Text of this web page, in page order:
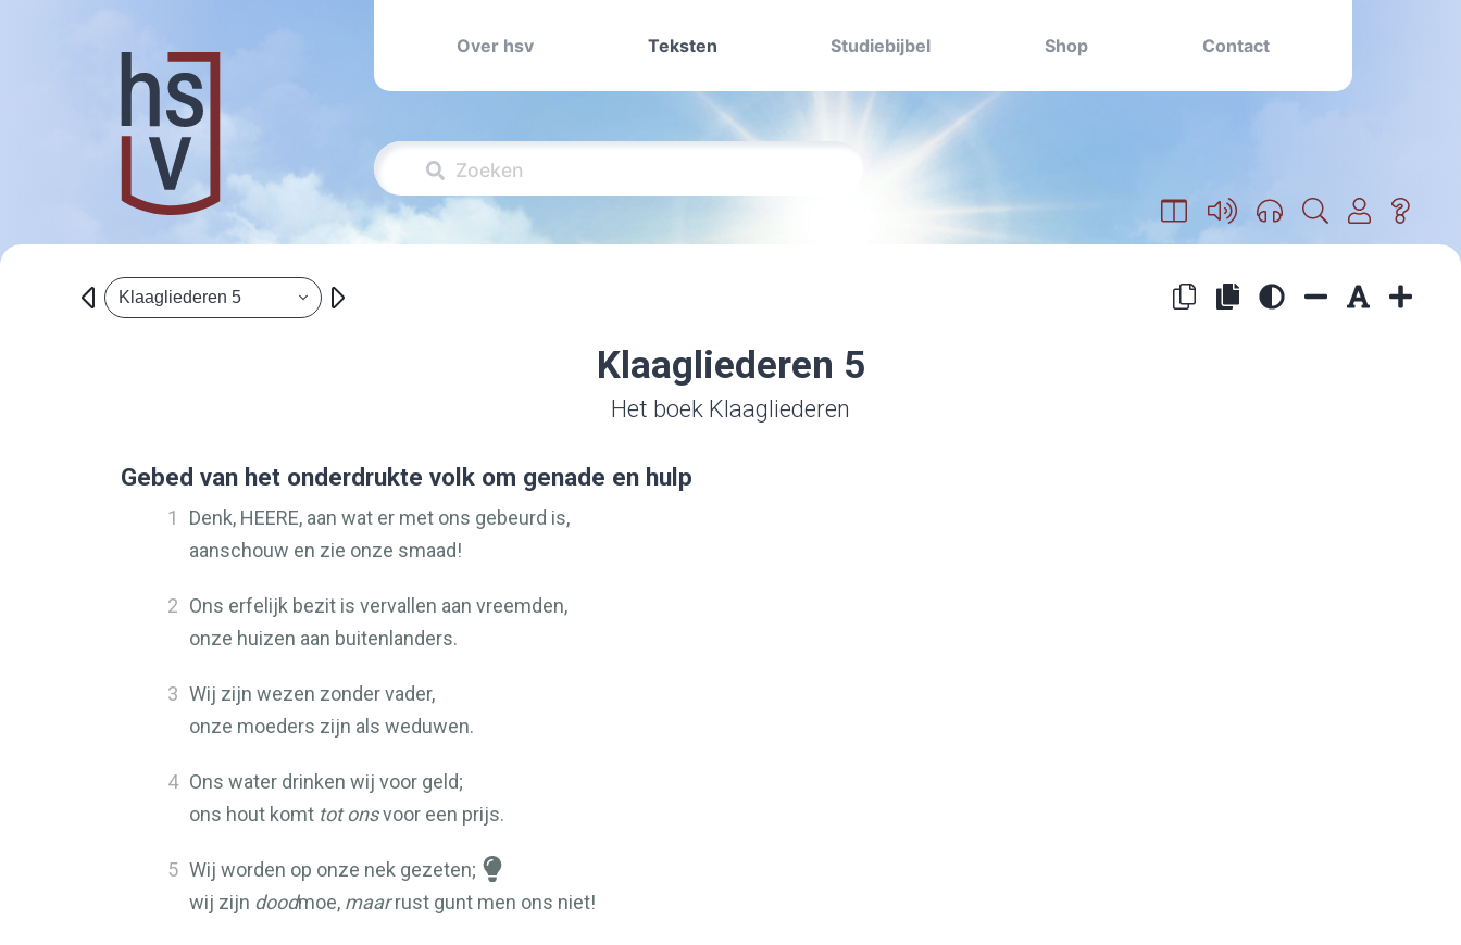
Over hsv Teksten Studiebijbel Shop Contact
Klaagliederen 5
Klaagliederen 5
Het boek Klaagliederen
Gebed van het onderdrukte volk om genade en hulp
1 Denk, HEERE, aan wat er met ons gebeurd is,
aanschouw en zie onze smaad!
2 Ons erfelijk bezit is vervallen aan vreemden,
onze huizen aan buitenlanders.
3 Wij zijn wezen zonder vader,
onze moeders zijn als weduwen.
4 Ons water drinken wij voor geld;
ons hout komt tot onsvoor een prijs.
5 Wij worden op onze nek gezeten;
wij zijn doodmoe, maarrust gunt men ons niet!